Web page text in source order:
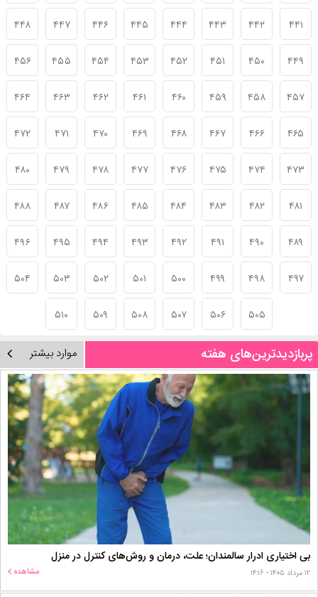
۴۴۱ ۴۴۲ ۴۴۳ ۴۴۴ ۴۴۵ ۴۴۶ ۴۴۷ ۴۴۸
۴۴۹ ۴۵۰ ۴۵۱ ۴۵۲ ۴۵۳ ۴۵۴ ۴۵۵ ۴۵۶
۴۵۷ ۴۵۸ ۴۵۹ ۴۶۰ ۴۶۱ ۴۶۲ ۴۶۳ ۴۶۴
۴۶۵ ۴۶۶ ۴۶۷ ۴۶۸ ۴۶۹ ۴۷۰ ۴۷۱ ۴۷۲
۴۷۳ ۴۷۴ ۴۷۵ ۴۷۶ ۴۷۷ ۴۷۸ ۴۷۹ ۴۸۰
۴۸۱ ۴۸۲ ۴۸۳ ۴۸۴ ۴۸۵ ۴۸۶ ۴۸۷ ۴۸۸
۴۸۹ ۴۹۰ ۴۹۱ ۴۹۲ ۴۹۳ ۴۹۴ ۴۹۵ ۴۹۶
۴۹۷ ۴۹۸ ۴۹۹ ۵۰۰ ۵۰۱ ۵۰۲ ۵۰۳ ۵۰۴
۵۰۵ ۵۰۶ ۵۰۷ ۵۰۸ ۵۰۹ ۵۱۰
پربازدیدترین‌های هفته موارد بیشتر
بی اختیاری ادرار سالمندان؛ علت، درمان و روش‌های کنترل در منزل
۱۲ مرداد ۱۴۰۵ - ۱۴:۱۶ مشاهده